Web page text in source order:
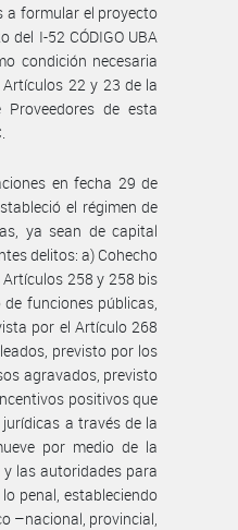
a formular el proyecto
I-52 CÓDIGO UBA
condición necesaria
22 y 23 de la
de esta
en fecha 29 de
el régimen de
ya sean de capital
delitos: a) Cohecho
258 y 258 bis
funciones públicas,
por el Artículo 268
previsto por los
agravados, previsto
positivos que
a través de la
por medio de la
las autoridades para
penal, estableciendo
–nacional, provincial,